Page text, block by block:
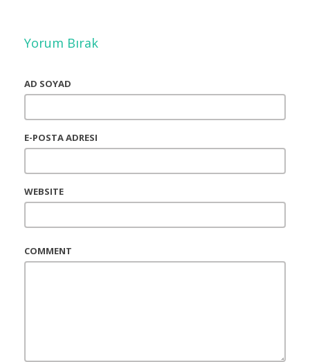
Yorum Bırak
AD SOYAD
E-POSTA ADRESI
WEBSITE
COMMENT